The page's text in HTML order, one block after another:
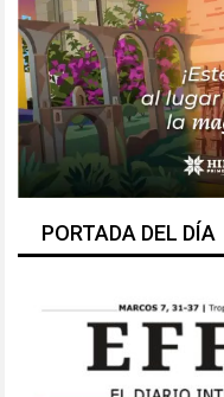
PORTADA DEL DÍA